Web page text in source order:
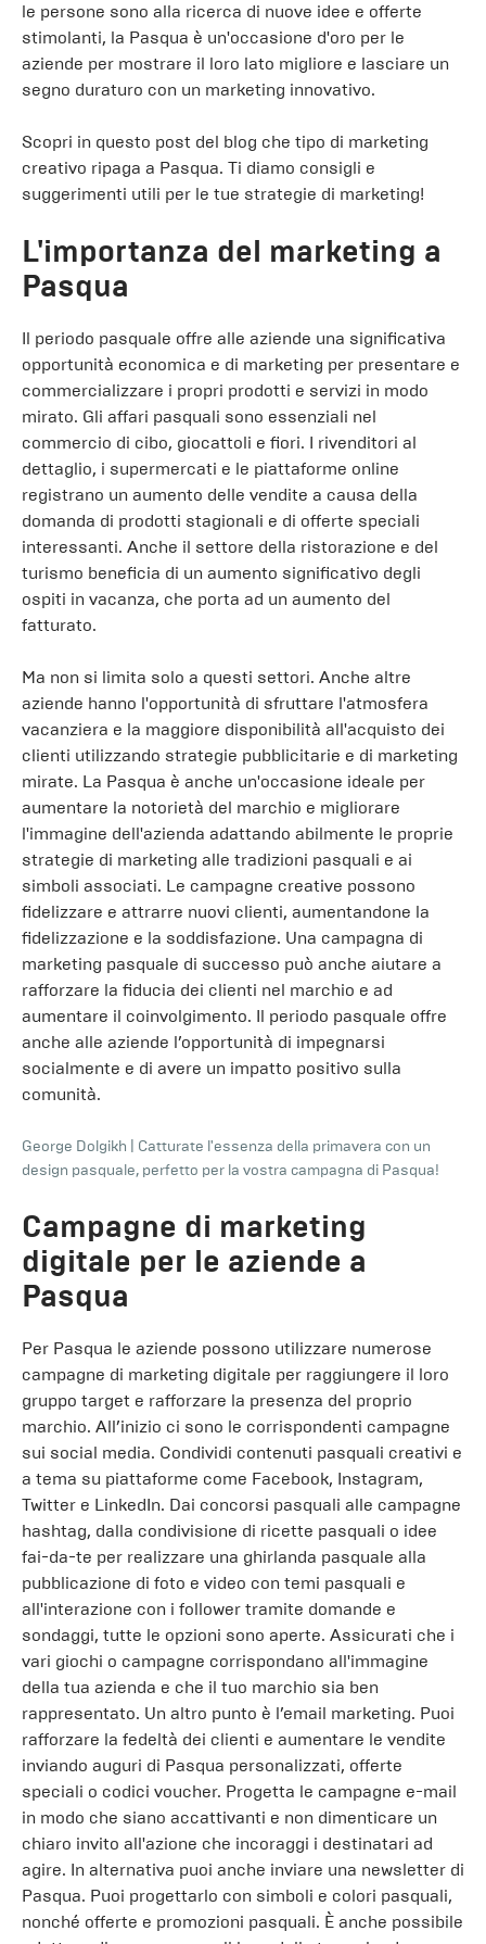
le persone sono alla ricerca di nuove idee e offerte
stimolanti, la Pasqua è un'occasione d'oro per le
aziende per mostrare il loro lato migliore e lasciare un
segno duraturo con un marketing innovativo.
Scopri in questo post del blog che tipo di marketing
creativo ripaga a Pasqua. Ti diamo consigli e
suggerimenti utili per le tue strategie di marketing!
L'importanza del marketing a
Pasqua
Il periodo pasquale offre alle aziende una significativa
opportunità economica e di marketing per presentare e
commercializzare i propri prodotti e servizi in modo
mirato. Gli affari pasquali sono essenziali nel
commercio di cibo, giocattoli e fiori. I rivenditori al
dettaglio, i supermercati e le piattaforme online
registrano un aumento delle vendite a causa della
domanda di prodotti stagionali e di offerte speciali
interessanti. Anche il settore della ristorazione e del
turismo beneficia di un aumento significativo degli
ospiti in vacanza, che porta ad un aumento del
fatturato.
Ma non si limita solo a questi settori. Anche altre
aziende hanno l'opportunità di sfruttare l'atmosfera
vacanziera e la maggiore disponibilità all'acquisto dei
clienti utilizzando strategie pubblicitarie e di marketing
mirate. La Pasqua è anche un'occasione ideale per
aumentare la notorietà del marchio e migliorare
l'immagine dell'azienda adattando abilmente le proprie
strategie di marketing alle tradizioni pasquali e ai
simboli associati. Le campagne creative possono
fidelizzare e attrarre nuovi clienti, aumentandone la
fidelizzazione e la soddisfazione. Una campagna di
marketing pasquale di successo può anche aiutare a
rafforzare la fiducia dei clienti nel marchio e ad
aumentare il coinvolgimento. Il periodo pasquale offre
anche alle aziende l’opportunità di impegnarsi
socialmente e di avere un impatto positivo sulla
comunità.
George Dolgikh
Catturate l'essenza della primavera con un
design pasquale, perfetto per la vostra campagna di Pasqua!
Campagne di marketing
digitale per le aziende a
Pasqua
Per Pasqua le aziende possono utilizzare numerose
campagne di marketing digitale per raggiungere il loro
gruppo target e rafforzare la presenza del proprio
marchio. All’inizio ci sono le corrispondenti campagne
sui social media. Condividi contenuti pasquali creativi e
a tema su piattaforme come Facebook, Instagram,
Twitter e LinkedIn. Dai concorsi pasquali alle campagne
hashtag, dalla condivisione di ricette pasquali o idee
fai-da-te per realizzare una ghirlanda pasquale alla
pubblicazione di foto e video con temi pasquali e
all'interazione con i follower tramite domande e
sondaggi, tutte le opzioni sono aperte. Assicurati che i
vari giochi o campagne corrispondano all'immagine
della tua azienda e che il tuo marchio sia ben
rappresentato. Un altro punto è l’email marketing. Puoi
rafforzare la fedeltà dei clienti e aumentare le vendite
inviando auguri di Pasqua personalizzati, offerte
speciali o codici voucher. Progetta le campagne e-mail
in modo che siano accattivanti e non dimenticare un
chiaro invito all'azione che incoraggi i destinatari ad
agire. In alternativa puoi anche inviare una newsletter di
Pasqua. Puoi progettarlo con simboli e colori pasquali,
nonché offerte e promozioni pasquali. È anche possibile